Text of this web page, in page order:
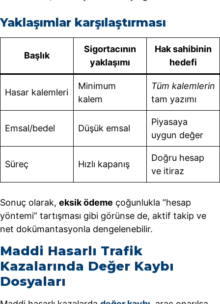
Yaklaşımlar karşılaştırması
Başlık
Sigortacının
yaklaşımı
Hak sahibinin
hedefi
Hasar kalemleri
Minimum
kalem
Tüm kalemlerin
tam yazımı
Emsal/bedel Düşük emsal
Piyasaya
uygun değer
Süreç Hızlı kapanış
Doğru hesap
ve itiraz
Sonuç olarak, eksik ödeme çoğunlukla “hesap
yöntemi” tartışması gibi görünse de, aktif takip ve
net dokümantasyonla dengelenebilir.
Maddi Hasarlı Trafik
Kazalarında Değer Kaybı
Dosyaları